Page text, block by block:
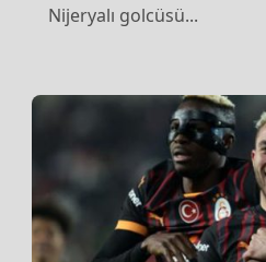
Nijeryalı golcüsü...